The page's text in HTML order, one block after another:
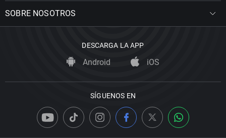
SOBRE NOSOTROS
DESCARGA LA APP
Android iOS
SÍGUENOS EN